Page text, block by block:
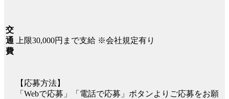
交
通
費
上限30,000円まで支給 ※会社規定有り
【応募方法】
「Webで応募」「電話で応募」ボタンよりご応募をお願